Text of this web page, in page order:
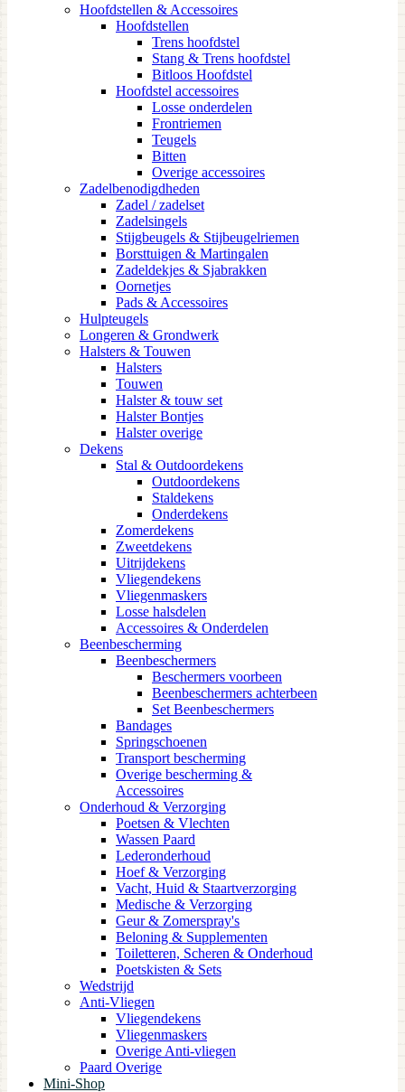
Hoofdstellen & Accessoires
Hoofdstellen
Trens hoofdstel
Stang & Trens hoofdstel
Bitloos Hoofdstel
Hoofdstel accessoires
Losse onderdelen
Frontriemen
Teugels
Bitten
Overige accessoires
Zadelbenodigdheden
Zadel / zadelset
Zadelsingels
Stijgbeugels & Stijbeugelriemen
Borsttuigen & Martingalen
Zadeldekjes & Sjabrakken
Oornetjes
Pads & Accessoires
Hulpteugels
Longeren & Grondwerk
Halsters & Touwen
Halsters
Touwen
Halster & touw set
Halster Bontjes
Halster overige
Dekens
Stal & Outdoordekens
Outdoordekens
Staldekens
Onderdekens
Zomerdekens
Zweetdekens
Uitrijdekens
Vliegendekens
Vliegenmaskers
Losse halsdelen
Accessoires & Onderdelen
Beenbescherming
Beenbeschermers
Beschermers voorbeen
Beenbeschermers achterbeen
Set Beenbeschermers
Bandages
Springschoenen
Transport bescherming
Overige bescherming &
Accessoires
Onderhoud & Verzorging
Poetsen & Vlechten
Wassen Paard
Lederonderhoud
Hoef & Verzorging
Vacht, Huid & Staartverzorging
Medische & Verzorging
Geur & Zomerspray's
Beloning & Supplementen
Toiletteren, Scheren & Onderhoud
Poetskisten & Sets
Wedstrijd
Anti-Vliegen
Vliegendekens
Vliegenmaskers
Overige Anti-vliegen
Paard Overige
Mini-Shop